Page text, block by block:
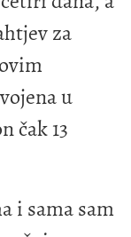
za
u
čak 13
i sama sam